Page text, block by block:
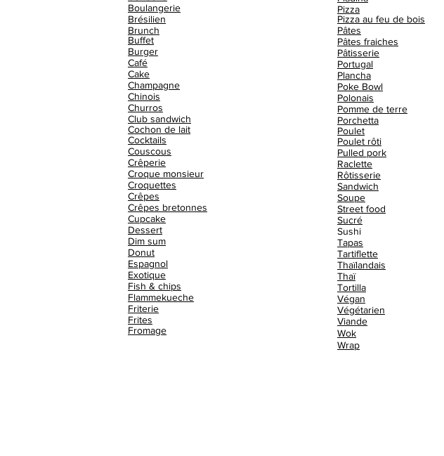
Boulangerie
Brésilien
Brunch
Buffet
Burger
Café
Cake
Champagne
Chinois
Churros
Club sandwich
Cochon de lait
Cocktails
Couscous
Crêperie
Croque monsieur
Croquettes
Crêpes
Crêpes bretonnes
Cupcake
Dessert
Dim sum
Donut
Espagnol
Exotique
Fish & chips
Flammekueche
Friterie
Frites
Fromage
Pizza
Pizza au feu de bois
Pâtes
Pâtes fraiches
Pâtisserie
Portugal
Plancha
Poke Bowl
Polonais
Pomme de terre
Porchetta
Poulet
Poulet rôti
Pulled pork
Raclette
Rôtisserie
Sandwich
Soupe
Street food
Sucré
Sushi
Tapas
Tartiflette
Thaïlandais
Thaï
Tortilla
Végan
Végétarien
Viande
Wok
Wrap